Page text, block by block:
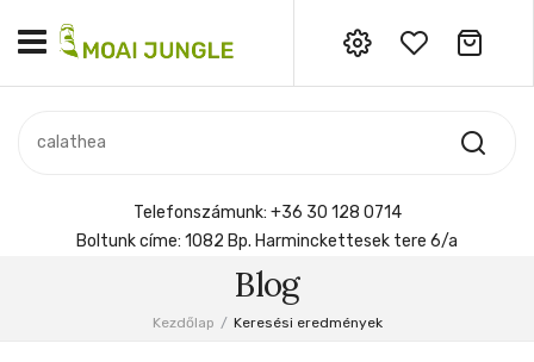
SZOBANÖVÉNY
KIEGÉSZÍTŐK
Menyasszonyi csokor
Telefonszámunk: +36 30 128 0714
Boltunk címe: 1082 Bp. Harminckettesek tere 6/a
Blog
Kezdőlap / Keresési eredmények